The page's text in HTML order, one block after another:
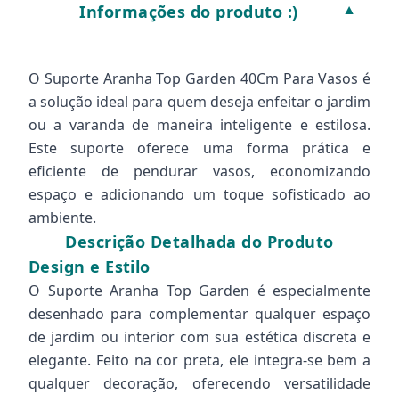
Informações do produto :) ▼
O Suporte Aranha Top Garden 40Cm Para Vasos é
a solução ideal para quem deseja enfeitar o jardim
ou a varanda de maneira inteligente e estilosa.
Este suporte oferece uma forma prática e
eficiente de pendurar vasos, economizando
espaço e adicionando um toque sofisticado ao
ambiente.
Descrição Detalhada do Produto
Design e Estilo
O Suporte Aranha Top Garden é especialmente
desenhado para complementar qualquer espaço
de jardim ou interior com sua estética discreta e
elegante. Feito na cor preta, ele integra-se bem a
qualquer decoração, oferecendo versatilidade